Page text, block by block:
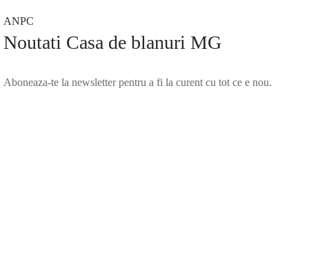
ANPC
Noutati Casa de blanuri MG
Aboneaza-te la newsletter pentru a fi la curent cu tot ce e nou.